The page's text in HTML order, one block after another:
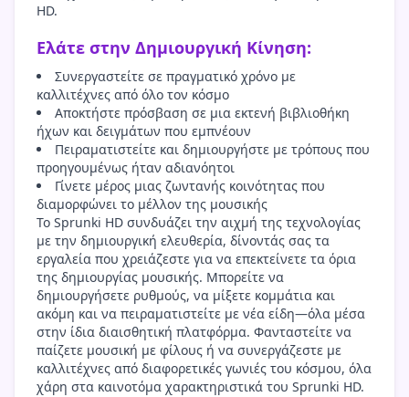
HD.
Ελάτε στην Δημιουργική Κίνηση:
Συνεργαστείτε σε πραγματικό χρόνο με
καλλιτέχνες από όλο τον κόσμο
Αποκτήστε πρόσβαση σε μια εκτενή βιβλιοθήκη
ήχων και δειγμάτων που εμπνέουν
Πειραματιστείτε και δημιουργήστε με τρόπους που
προηγουμένως ήταν αδιανόητοι
Γίνετε μέρος μιας ζωντανής κοινότητας που
διαμορφώνει το μέλλον της μουσικής
Το Sprunki HD συνδυάζει την αιχμή της τεχνολογίας
με την δημιουργική ελευθερία, δίνοντάς σας τα
εργαλεία που χρειάζεστε για να επεκτείνετε τα όρια
της δημιουργίας μουσικής. Μπορείτε να
δημιουργήσετε ρυθμούς, να μίξετε κομμάτια και
ακόμη και να πειραματιστείτε με νέα είδη—όλα μέσα
στην ίδια διαισθητική πλατφόρμα. Φανταστείτε να
παίζετε μουσική με φίλους ή να συνεργάζεστε με
καλλιτέχνες από διαφορετικές γωνιές του κόσμου, όλα
χάρη στα καινοτόμα χαρακτηριστικά του Sprunki HD.